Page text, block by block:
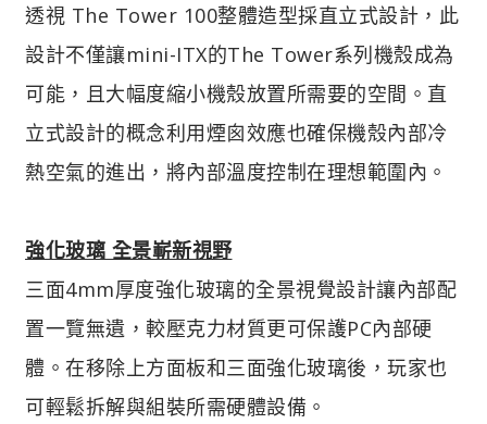
透視 The Tower 100整體造型採直立式設計，此
設計不僅讓mini-ITX的The Tower系列機殼成為
可能，且大幅度縮小機殼放置所需要的空間。直
立式設計的概念利用煙囪效應也確保機殼內部冷
熱空氣的進出，將內部溫度控制在理想範圍內。
強化玻璃 全景嶄新視野
三面4mm厚度強化玻璃的全景視覺設計讓內部配
置一覽無遺，較壓克力材質更可保護PC內部硬
體。在移除上方面板和三面強化玻璃後，玩家也
可輕鬆拆解與組裝所需硬體設備。